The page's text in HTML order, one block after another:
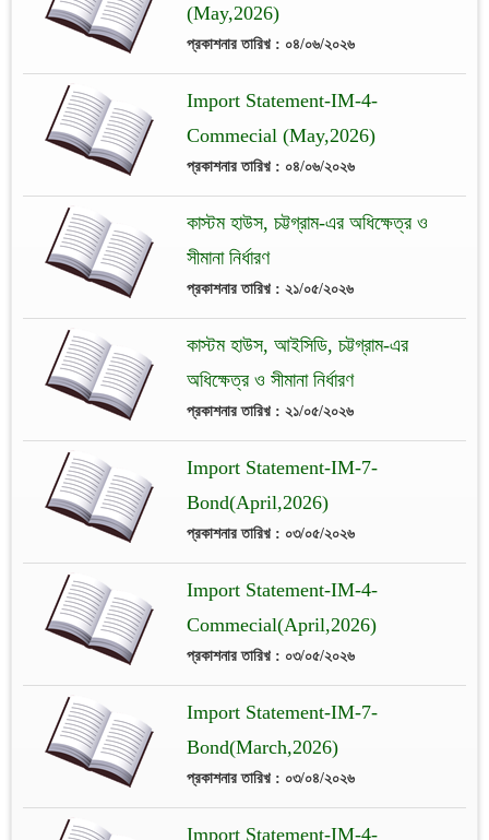
(May,2026)
প্রকাশনার তারিখ় : ০৪/০৬/২০২৬
Import Statement-IM-4-
Commecial (May,2026)
প্রকাশনার তারিখ় : ০৪/০৬/২০২৬
কাস্টম হাউস, চট্টগ্রাম-এর অধিক্ষেত্র ও
সীমানা নির্ধারণ
প্রকাশনার তারিখ় : ২১/০৫/২০২৬
কাস্টম হাউস, আইসিডি, চট্টগ্রাম-এর
অধিক্ষেত্র ও সীমানা নির্ধারণ
প্রকাশনার তারিখ় : ২১/০৫/২০২৬
Import Statement-IM-7-
Bond(April,2026)
প্রকাশনার তারিখ় : ০৩/০৫/২০২৬
Import Statement-IM-4-
Commecial(April,2026)
প্রকাশনার তারিখ় : ০৩/০৫/২০২৬
Import Statement-IM-7-
Bond(March,2026)
প্রকাশনার তারিখ় : ০৩/০৪/২০২৬
Import Statement-IM-4-